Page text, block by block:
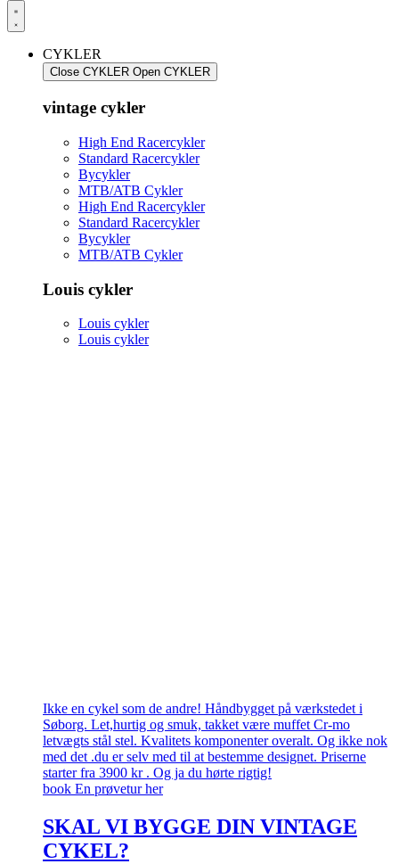
CYKLER
Close CYKLER Open CYKLER
vintage cykler
High End Racercykler
Standard Racercykler
Bycykler
MTB/ATB Cykler
High End Racercykler
Standard Racercykler
Bycykler
MTB/ATB Cykler
Louis cykler
Louis cykler
Louis cykler
Ikke en cykel som de andre! Håndbygget på værkstedet i
Søborg. Let,hurtig og smuk, takket være muffet Cr-mo
letvægts stål stel. Kvalitets komponenter overalt. Og ikke nok
med det .du er selv med til at bestemme designet. Priserne
starter fra 3900 kr . Og ja du hørte rigtig!
book En prøvetur her
SKAL VI BYGGE DIN VINTAGE
CYKEL?